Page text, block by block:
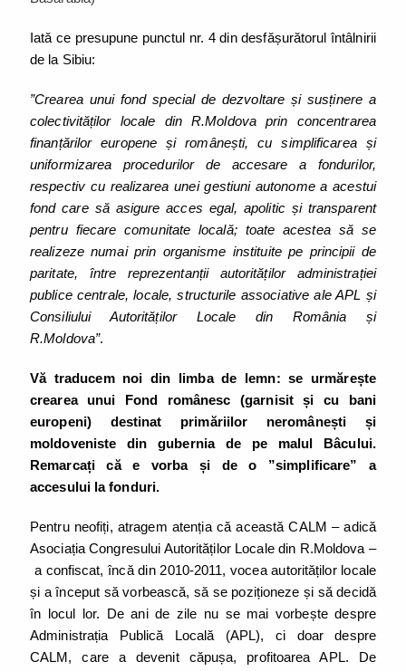
Iată ce presupune punctul nr. 4 din desfășurătorul întâlnirii
de la Sibiu:
”Crearea unui fond special de dezvoltare și susținere a
colectivităților locale din R.Moldova prin concentrarea
finanțărilor europene și românești, cu simplificarea și
uniformizarea procedurilor de accesare a fondurilor,
respectiv cu realizarea unei gestiuni autonome a acestui
fond care să asigure acces egal, apolitic și transparent
pentru fiecare comunitate locală; toate acestea să se
realizeze numai prin organisme instituite pe principii de
paritate, între reprezentanții autorităților administrației
publice centrale, locale, structurile associative ale APL și
Consiliului Autorităților Locale din România și
R.Moldova”.
Vă traducem noi din limba de lemn: se urmărește
crearea unui Fond românesc (garnisit și cu bani
europeni) destinat primăriilor neromânești și
moldoveniste din gubernia de pe malul Bâcului.
Remarcați că e vorba și de o ”simplificare” a
accesului la fonduri.
Pentru neofiți, atragem atenția că această CALM – adică
Asociația Congresului Autorităților Locale din R.Moldova –
a confiscat, încă din 2010-2011, vocea autorităților locale
și a început să vorbească, să se poziționeze și să decidă
în locul lor. De ani de zile nu se mai vorbește despre
Administrația Publică Locală (APL), ci doar despre
CALM, care a devenit căpușa, profitoarea APL. De